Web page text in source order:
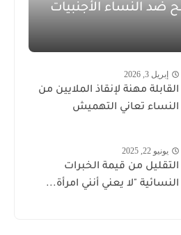
ضد النساء الأجنبيات
إبريل 3, 2026
القابلة مهنة لإنقاذ الملايين من
النساء تعاني التهميش
يونيو 22, 2025
التقليل من قيمة الخبرات
النسائية "لا يعني أنني امرأة...